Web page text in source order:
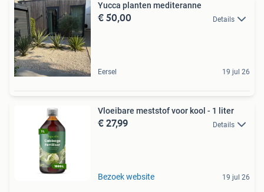
Yucca planten mediteranne
€ 50,00 Details
Eersel 19 jul 26
Vloeibare meststof voor kool - 1 liter
€ 27,99 Details
Bezoek website 19 jul 26